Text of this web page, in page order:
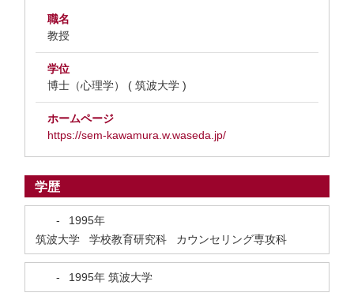
職名
教授
学位
博士（心理学） ( 筑波大学 )
ホームページ
https://sem-kawamura.w.waseda.jp/
学歴
-
1995年
筑波大学 学校教育研究科 カウンセリング専攻科
- 1995年 筑波大学